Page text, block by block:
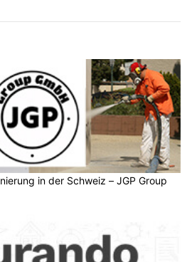
in der Schweiz – JGP Group